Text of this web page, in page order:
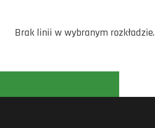
Brak linii w wybranym rozkładzie.